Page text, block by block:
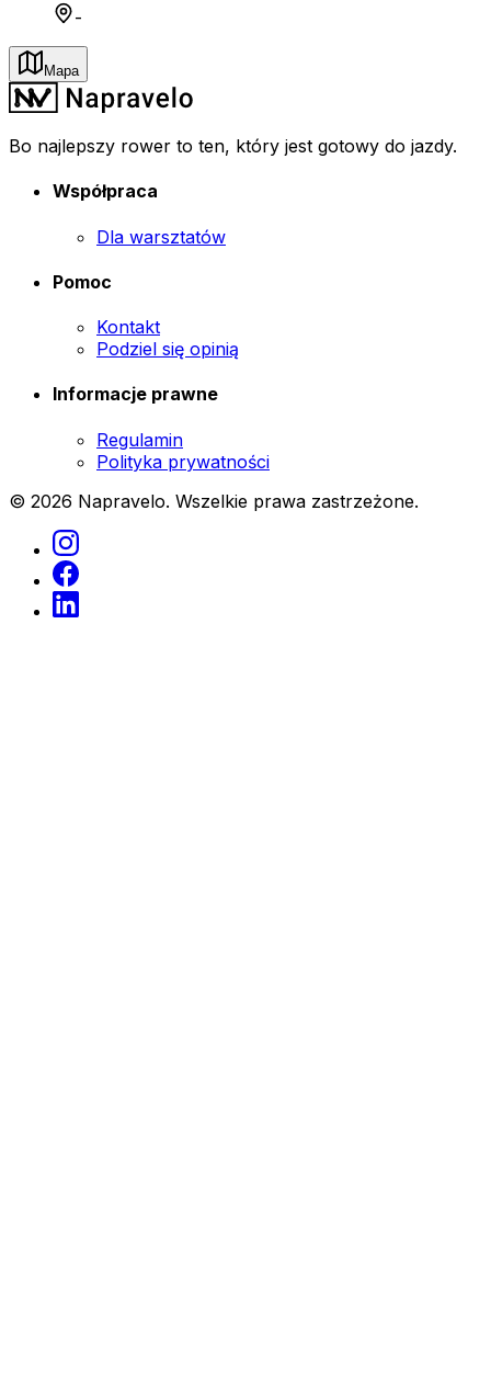
-
Mapa
Bo najlepszy rower to ten, który jest gotowy do jazdy.
Współpraca
Dla warsztatów
Pomoc
Kontakt
Podziel się opinią
Informacje prawne
Regulamin
Polityka prywatności
© 2026 Napravelo. Wszelkie prawa zastrzeżone.